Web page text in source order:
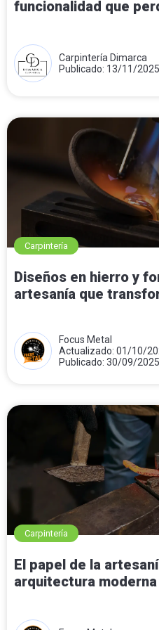
funcionalidad que
Carpintería Dimarca
Publicado: 13/11/2025
Carpintería
Diseños en hierro y
artesanía que
Focus Metal
Actualizado: 01/10/
Publicado: 30/09/2025
Carpintería
El papel de la
arquitectura moderna